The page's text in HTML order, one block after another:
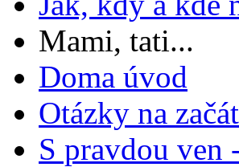
Mami, tati...
Doma úvod
Otázky na
S pravdou ven